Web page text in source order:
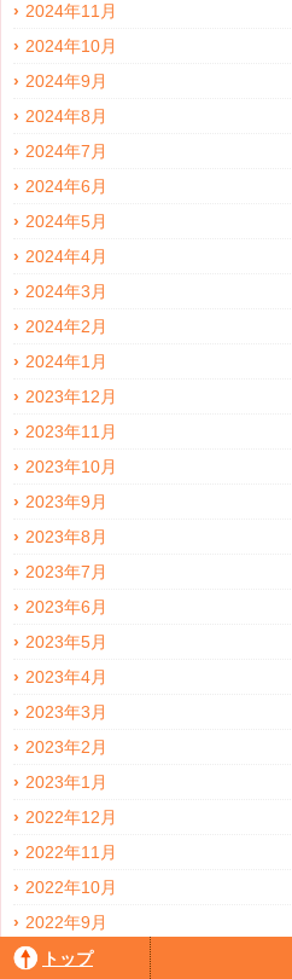
2024年11月
2024年10月
2024年9月
2024年8月
2024年7月
2024年6月
2024年5月
2024年4月
2024年3月
2024年2月
2024年1月
2023年12月
2023年11月
2023年10月
2023年9月
2023年8月
2023年7月
2023年6月
2023年5月
2023年4月
2023年3月
2023年2月
2023年1月
2022年12月
2022年11月
2022年10月
2022年9月
2022年8月
トップ